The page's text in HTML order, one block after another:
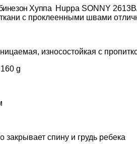
Хуппа Huppa SONNY
с проклеенными швами
износостойкая с
g
спину и грудь ребека